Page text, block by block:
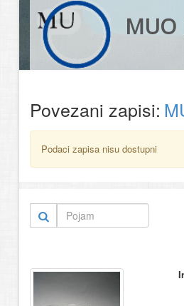
Povezani zapisi:
Podaci zapisa nisu dostupni